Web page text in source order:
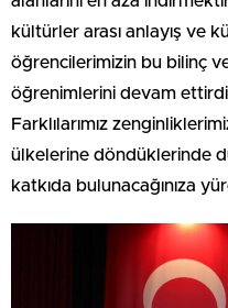
kültürler arası anlayış ve
öğrencilerimizin bu bilinç ve
öğrenimlerini devam
Farklılarımız
ülkelerine döndüklerinde
katkıda bulunacağınıza